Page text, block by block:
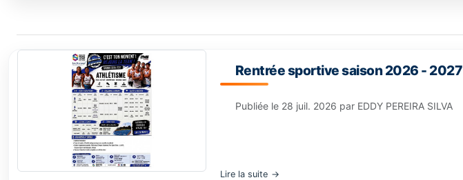
Rentrée sportive saison 2026 - 2027
Publiée le 28 juil. 2026 par EDDY PEREIRA SILVA
Lire la suite